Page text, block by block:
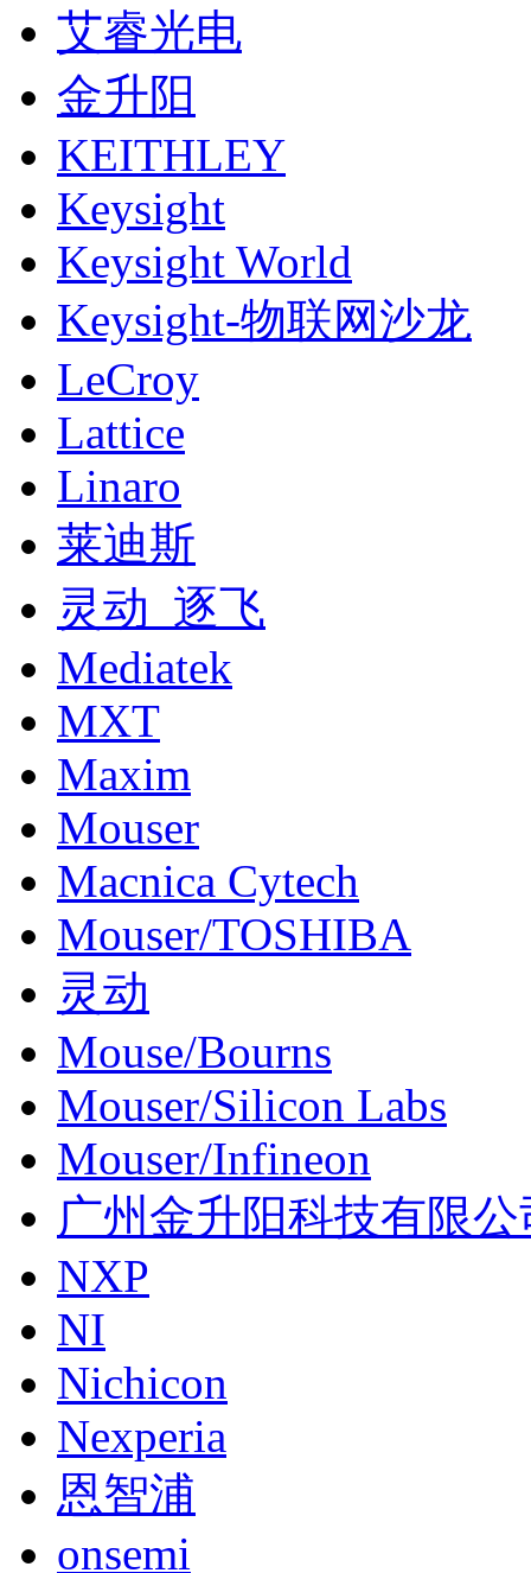
艾睿光电
金升阳
KEITHLEY
Keysight
Keysight World
Keysight-物联网沙龙
LeCroy
Lattice
Linaro
莱迪斯
灵动_逐飞
Mediatek
MXT
Maxim
Mouser
Macnica Cytech
Mouser/TOSHIBA
灵动
Mouse/Bourns
Mouser/Silicon Labs
Mouser/Infineon
广州金升阳科技有限公
NXP
NI
Nichicon
Nexperia
恩智浦
onsemi